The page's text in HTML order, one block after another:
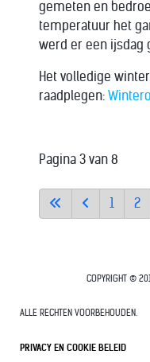
gemeten en
temperatuur het
werd er een ijsdag
Het volledige
raadplegen:
Pagina 3 van 8
1 2
COPYRIGHT ©
ALLE RECHTEN VOORBEHOUDEN.
PRIVACY EN COOKIE BELEID